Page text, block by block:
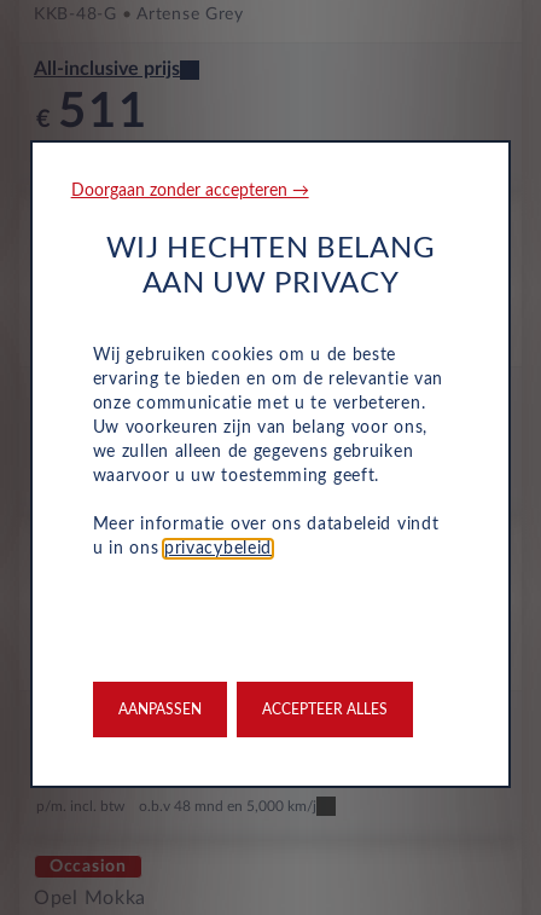
KKB-48-G Artense Grey
All-inclusive prijs
€ 511
Opel Mokka
Ultimate 1.2 Turbo 96kW Auto
All-inclusive prijs
512
p/m. incl. btw o.b.v 48 mnd en 5,000 km/j
Occasion
All-inclusive prijs
p/m. incl. btw o.b.v 48 mnd en 5,000 km/j
Occasion
Opel Mokka
Doorgaan zonder accepteren →
WIJ HECHTEN BELANG
AAN UW PRIVACY
Wij gebruiken cookies om u de beste
ervaring te bieden en om de relevantie van
onze communicatie met u te verbeteren.
Uw voorkeuren zijn van belang voor ons,
we zullen alleen de gegevens gebruiken
waarvoor u uw toestemming geeft.
Meer informatie over ons databeleid vindt
u in ons privacybeleid
AANPASSEN ACCEPTEER ALLES